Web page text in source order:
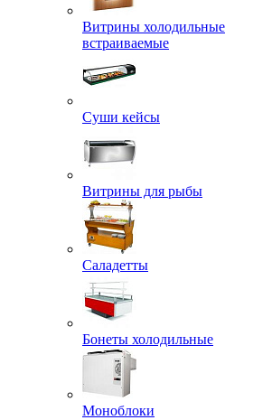
Витрины холодильные
встраиваемые
Суши кейсы
Витрины для рыбы
Саладетты
Бонеты холодильные
Моноблоки